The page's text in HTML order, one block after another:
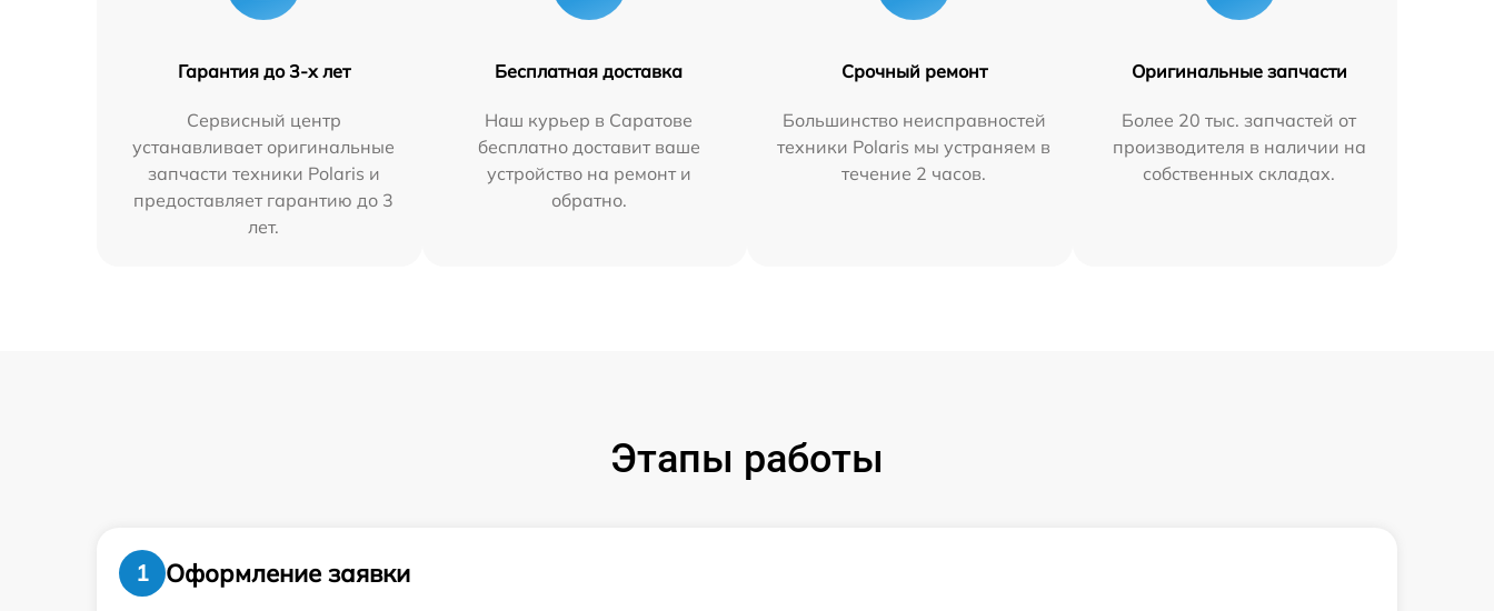
Гарантия до 3-х лет
Сервисный центр
устанавливает оригинальные
запчасти техники Polaris и
предоставляет гарантию до 3
лет.
Бесплатная доставка
Наш курьер в Саратове
бесплатно доставит ваше
устройство на ремонт и
обратно.
Срочный ремонт
Большинство неисправностей
техники Polaris мы устраняем в
течение 2 часов.
Оригинальные запчасти
Более 20 тыс. запчастей от
производителя в наличии на
собственных складах.
Этапы работы
1
Оформление заявки